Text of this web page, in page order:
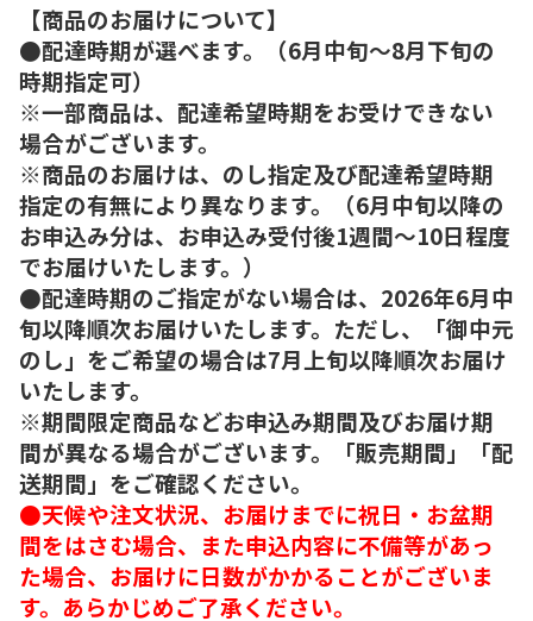
【商品のお届けについて】
●配達時期が選べます。（6月中旬～8月下旬の
時期指定可）
※一部商品は、配達希望時期をお受けできない
場合がございます。
※商品のお届けは、のし指定及び配達希望時期
指定の有無により異なります。（6月中旬以降の
お申込み分は、お申込み受付後1週間～10日程度
でお届けいたします。）
●配達時期のご指定がない場合は、2026年6月中
旬以降順次お届けいたします。ただし、「御中元
のし」をご希望の場合は7月上旬以降順次お届け
いたします。
※期間限定商品などお申込み期間及びお届け期
間が異なる場合がございます。「販売期間」「配
送期間」をご確認ください。
●天候や注文状況、お届けまでに祝日・お盆期
間をはさむ場合、また申込内容に不備等があっ
た場合、お届けに日数がかかることがございま
す。あらかじめご了承ください。